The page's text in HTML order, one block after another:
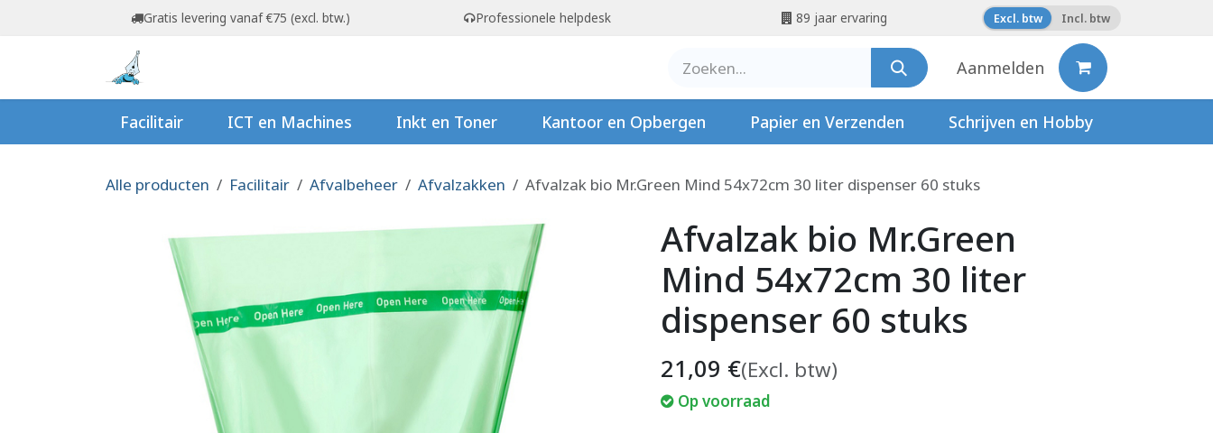
Overslaan naar inhoudGratis levering vanaf €75 (excl. btw.) Professionele helpdesk 89 jaar ervaring Excl. btw Incl. btw
Aanmelden
Facilitair ICT en Machines Inkt en Toner Kantoor en Opbergen Papier en Verzenden Schrijven en Hobby
Alle producten Facilitair Afvalbeheer Afvalzakken Afvalzak bio Mr.Green Mind 54x72cm 30 liter dispenser 60 stuks
Afvalzak bio Mr.Green
Mind 54x72cm 30 liter
dispenser 60 stuks
21,09 €(Excl. btw)
Op voorraad